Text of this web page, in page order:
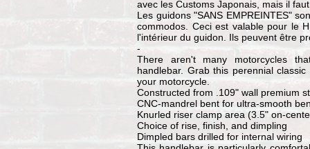
avec les Customs Japonais, mais il
Les guidons "SANS EMPREINTES"
commodos. Ceci est valable pour le
l'intérieur du guidon. Ils peuvent être
-
There aren't many motorcycles
handlebar. Grab this perennial
your motorcycle.
Constructed from .109" wall premium
CNC-mandrel bent for ultra-smooth
Knurled riser clamp area (3.5" on-
Choice of rise, finish, and dimpling
Dimpled bars drilled for internal wiring